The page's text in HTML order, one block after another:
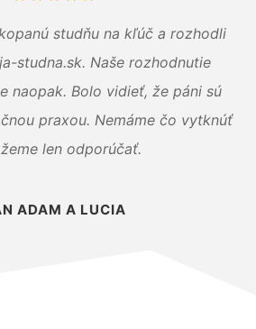
studňu na kľúč a rozhodli
studna.sk. Naše rozhodnutie
naopak. Bolo vidieť, že páni sú
praxou. Nemáme čo vytknúť
len odporúčať.
ADAM A LUCIA